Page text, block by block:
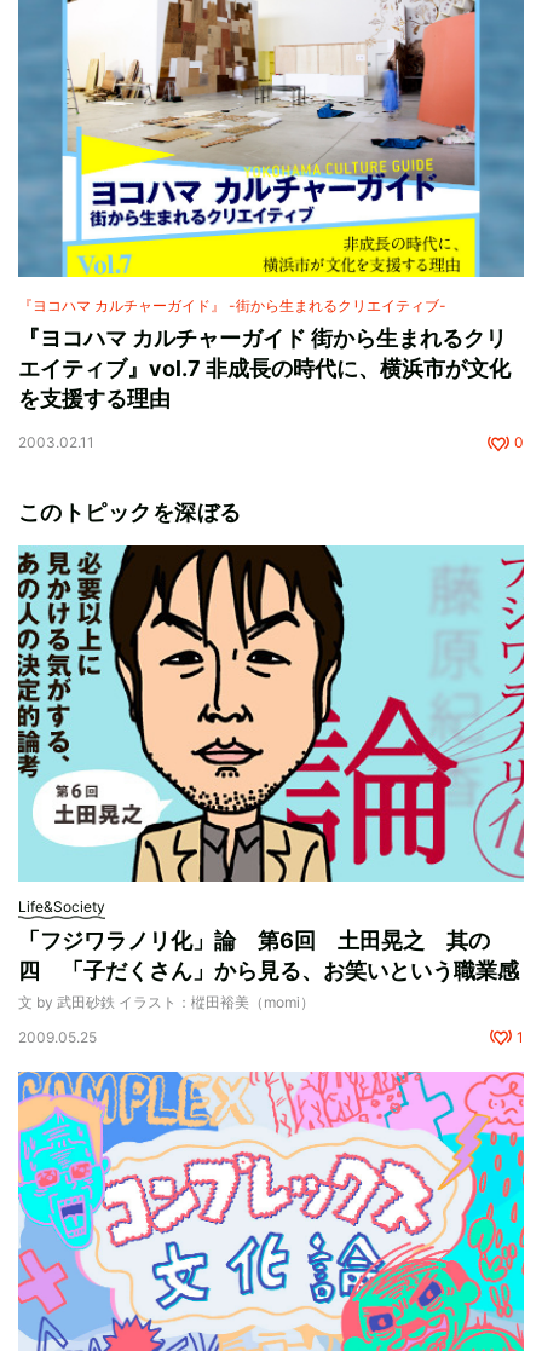
『ヨコハマ カルチャーガイド』 -街から生まれるクリエイティブ-
『ヨコハマ カルチャーガイド 街から生まれるクリ
エイティブ』vol.7 非成長の時代に、横浜市が文化
を支援する理由
2003.02.11 0
このトピックを深ぼる
Life&Society
「フジワラノリ化」論 第6回 土田晃之 其の
四 「子だくさん」から見る、お笑いという職業感
文 by 武田砂鉄 イラスト：樅田裕美（momi）
2009.05.25
1